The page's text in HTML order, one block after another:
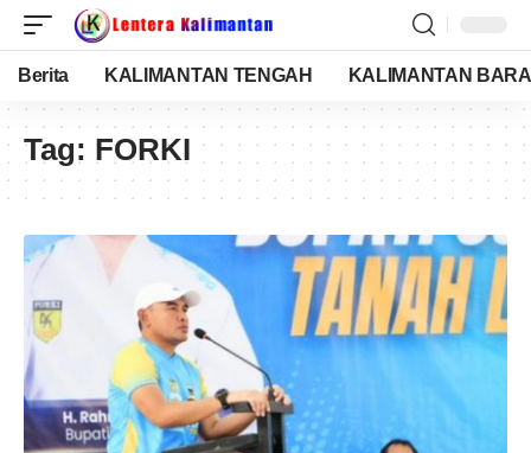
Berita KALIMANTAN TENGAH KALIMANTAN
Tag: FORKI